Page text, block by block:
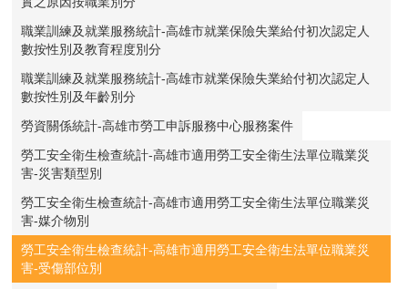
職業訓練及就業服務統計-高雄市就業保險失業給付初次認定人
數按性別及教育程度別分
職業訓練及就業服務統計-高雄市就業保險失業給付初次認定人
數按性別及年齡別分
勞資關係統計-高雄市勞工申訴服務中心服務案件
勞工安全衛生檢查統計-高雄市適用勞工安全衛生法單位職業災
害-災害類型別
勞工安全衛生檢查統計-高雄市適用勞工安全衛生法單位職業災
害-媒介物別
勞工安全衛生檢查統計-高雄市適用勞工安全衛生法單位職業災
害-受傷部位別